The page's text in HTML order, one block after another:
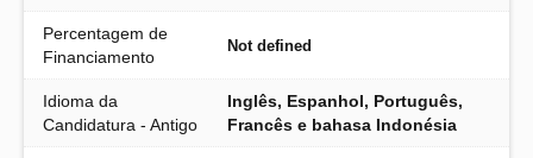
Percentagem de
Financiamento
Not defined
Idioma da
Candidatura - Antigo
Inglês, Espanhol, Português,
Francês e bahasa Indonésia